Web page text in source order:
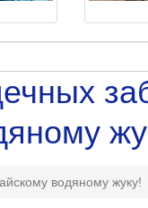
водяному жуку!